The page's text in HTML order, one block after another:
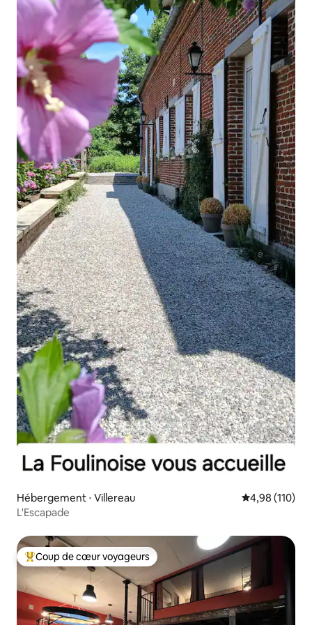
Hébergement ⋅ Villereau Évaluation
4,98 (110)
L'Escapade
Coups de cœur voyageurs les plus appréciés
Coup de cœur voyageurs